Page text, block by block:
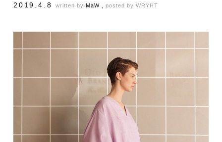
2019.4.8written byMaW ,posted byWRYHT